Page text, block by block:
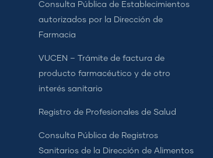
Consulta Pública de Establecimientos
autorizados por la Dirección de
Farmacia
VUCEN – Trámite de factura de
producto farmacéutico y de otro
interés sanitario
Registro de Profesionales de Salud
Consulta Pública de Registros
Sanitarios de la Dirección de Alimentos